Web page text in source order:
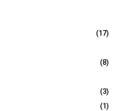
(17)
(8)
(3)
(1)